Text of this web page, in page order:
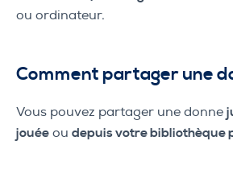
ou ordinateur.
Comment partager une
Vous pouvez partager une donne
jouée ou depuis votre bibliothèque